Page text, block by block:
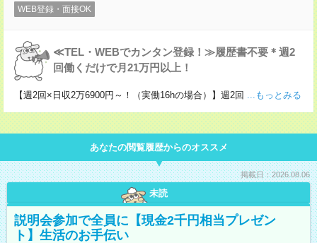
WEB登録・面接OK
≪TEL・WEBでカンタン登録！≫履歴書不要＊週2
回働くだけで月21万円以上！
【週2回×日収2万6900円～！（実働16hの場合）】週2回 ...もっとみる
あなたの閲覧履歴からのオススメ
掲載日：2026.08.06
未読
説明会参加で全員に【現金2千円相当プレゼン
ト】生活のお手伝い